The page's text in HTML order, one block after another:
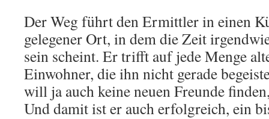
Der Weg führt den Ermittler in einen
gelegener Ort, in dem die Zeit
sein scheint. Er trifft auf jede Menge
Einwohner, die ihn nicht gerade
will ja auch keine neuen Freunde
Und damit ist er auch erfolgreich, ein